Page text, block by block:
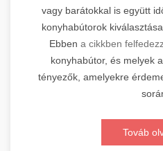
vagy barátokkal is együtt
konyhabútorok
Ebben a cikkben
konyhabútor, és melyek
tényezők, amelyekre
Továb